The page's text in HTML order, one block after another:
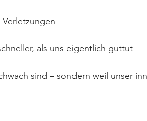
als uns eigentlich guttut
sind – sondern weil unser